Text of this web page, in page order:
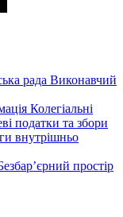
рада Виконавчий
Колегіальні
податки та збори
внутрішньо
простір